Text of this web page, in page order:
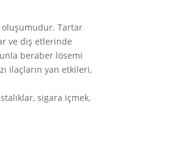
oluşumudur. Tartar
ve diş etlerinde
beraber lösemi
ilaçların yan etkileri,
sigara içmek,